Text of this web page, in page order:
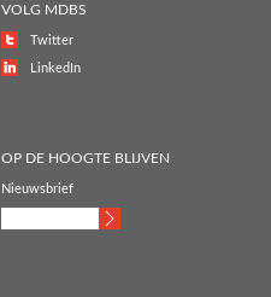
VOLG MDBS
Twitter
LinkedIn
OP DE HOOGTE BLIJVEN
Nieuwsbrief